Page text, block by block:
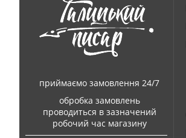
приймаємо замовлення 24/7
обробка замовлень
проводиться в зазначений
робочий час магазину